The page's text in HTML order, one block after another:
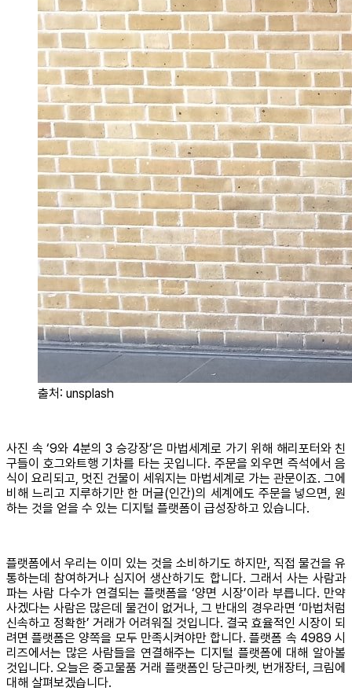
출처: unsplash
사진 속 ‘9와 4분의 3 승강장’은 마법세계로 가기 위해 해리포터와 친
구들이 호그와트행 기차를 타는 곳입니다. 주문을 외우면 즉석에서 음
식이 요리되고, 멋진 건물이 세워지는 마법세계로 가는 관문이죠. 그에
비해 느리고 지루하기만 한 머글(인간)의 세계에도 주문을 넣으면, 원
하는 것을 얻을 수 있는 디지털 플랫폼이 급성장하고 있습니다.
플랫폼에서 우리는 이미 있는 것을 소비하기도 하지만, 직접 물건을 유
통하는데 참여하거나 심지어 생산하기도 합니다. 그래서 사는 사람과
파는 사람 다수가 연결되는 플랫폼을 ‘양면 시장’이라 부릅니다. 만약
사겠다는 사람은 많은데 물건이 없거나, 그 반대의 경우라면 ‘마법처럼
신속하고 정확한’ 거래가 어려워질 것입니다. 결국 효율적인 시장이 되
려면 플랫폼은 양쪽을 모두 만족시켜야만 합니다. 플랫폼 속 4989 시
리즈에서는 많은 사람들을 연결해주는 디지털 플랫폼에 대해 알아볼
것입니다. 오늘은 중고물품 거래 플랫폼인 당근마켓, 번개장터, 크림에
대해 살펴보겠습니다.